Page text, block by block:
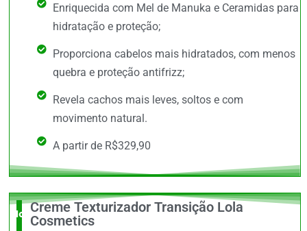
Enriquecida com Mel de Manuka e Ceramidas para
hidratação e proteção;
Proporciona cabelos mais hidratados, com menos
quebra e proteção antifrizz;
Revela cachos mais leves, soltos e com
movimento natural.
A partir de R$329,90
Novidade
Creme Texturizador Transição Lola
Cosmetics